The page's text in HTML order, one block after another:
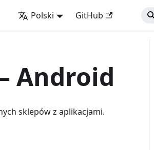
Polski GitHub
Android
sklepów z aplikacjami.